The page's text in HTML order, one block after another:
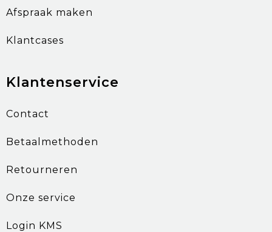
Afspraak maken
Klantcases
Klantenservice
Contact
Betaalmethoden
Retourneren
Onze service
Login KMS